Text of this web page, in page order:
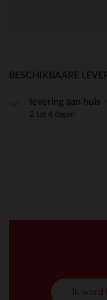
BESCHIKBAARE
levering aan huis
2 tot 4 dagen
Ik